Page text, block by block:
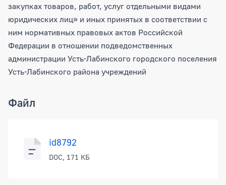
закупках товаров, работ, услуг отдельными видами
юридических лиц» и иных принятых в соответствии с
ним нормативных правовых актов Российской
Федерации в отношении подведомственных
администрации Усть-Лабинского городского поселения
Усть-Лабинского района учреждений
Файл
id8792
DOC, 171 КБ